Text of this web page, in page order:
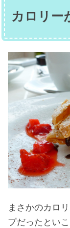
カロリー
まさかのカロ
プだったとい